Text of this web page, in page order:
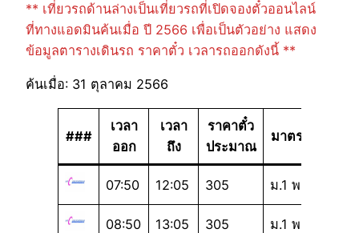
** เที่ยวรถด้านล่างเป็นเที่ยวรถที่เปิดจองตั๋วออนไลน์
ที่ทางแอดมินค้นเมื่อ ปี 2566 เพื่อเป็นตัวอย่าง แสดง
ข้อมูลตารางเดินรถ ราคาตั๋ว เวลารถออกดังนี้ **
ค้นเมื่อ: 31 ตุลาคม 2566
###
เวลา
ออก
เวลา
ถึง
ราคาตั๋ว
ประมาณ
มาตรฐาน
07:50 12:05 305 ม.1 พ
08:50 13:05 305 ม.1 พ